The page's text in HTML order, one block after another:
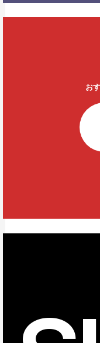
お